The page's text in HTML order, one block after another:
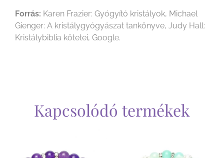
Forrás: Karen Frazier: Gyógyító kristályok, Michael
Gienger: A kristálygyógyászat tankönyve, Judy Hall:
Kristálybiblia kötetei, Google.
Kapcsolódó termékek